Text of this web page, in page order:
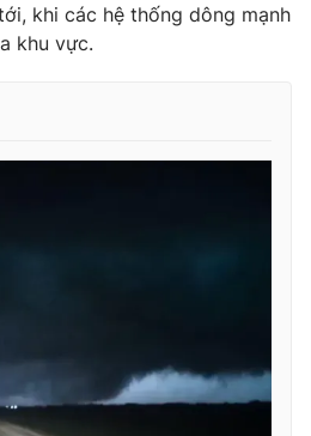
khi các hệ thống dông mạnh
khu vực.